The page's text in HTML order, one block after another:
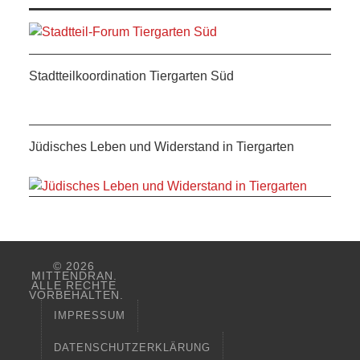
Stadtteilkoordination Tiergarten Süd
Jüdisches Leben und Widerstand in Tiergarten
© 2026
MITTENDRAN.
ALLE RECHTE
VORBEHALTEN.
IMPRESSUM
DATENSCHUTZERKLÄRUNG